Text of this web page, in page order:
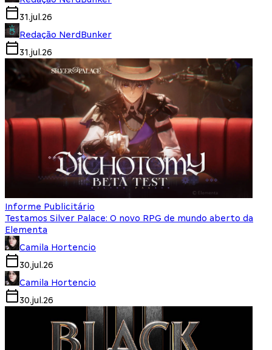
31.jul.26
Redação NerdBunker
31.jul.26
Informe Publicitário
Testamos Silver Palace: O novo RPG de mundo aberto da
Elementa
Camila Hortencio
30.jul.26
Camila Hortencio
30.jul.26